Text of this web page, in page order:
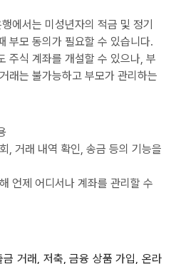
에서는 미성년자의 적금 및 정기
부모 동의가 필요할 수 있습니다.
주식 계좌를 개설할 수 있으나, 부
래는 불가능하고 부모가 관리하는
, 거래 내역 확인, 송금 등의 기능을
언제 어디서나 계좌를 관리할 수
거래, 저축, 금융 상품 가입, 온라